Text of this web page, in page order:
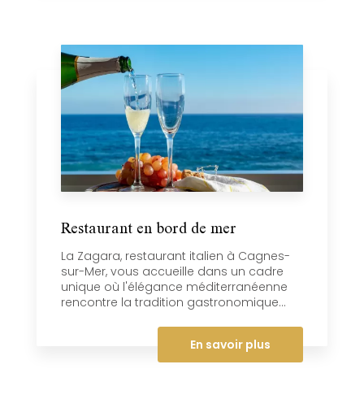
Restaurant en bord de mer
La Zagara, restaurant italien à Cagnes-
sur-Mer, vous accueille dans un cadre
unique où l'élégance méditerranéenne
rencontre la tradition gastronomique...
En savoir plus